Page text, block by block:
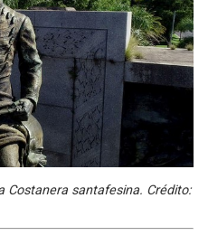
Costanera santafesina. Crédito: